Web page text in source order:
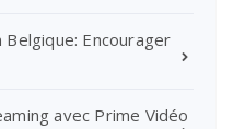
Encourager
avec Prime Vidéo